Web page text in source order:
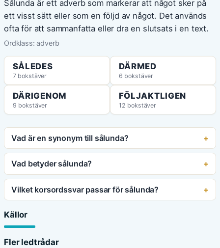
Sålunda är ett adverb som markerar att något sker på
ett visst sätt eller som en följd av något. Det används
ofta för att sammanfatta eller dra en slutsats i en text.
Ordklass: adverb
SÅLEDES
7 bokstäver
DÄRMED
6 bokstäver
DÄRIGENOM
9 bokstäver
FÖLJAKTLIGEN
12 bokstäver
Vad är en synonym till sålunda?
Vad betyder sålunda?
Vilket korsordssvar passar för sålunda?
Källor
Fler ledtrådar